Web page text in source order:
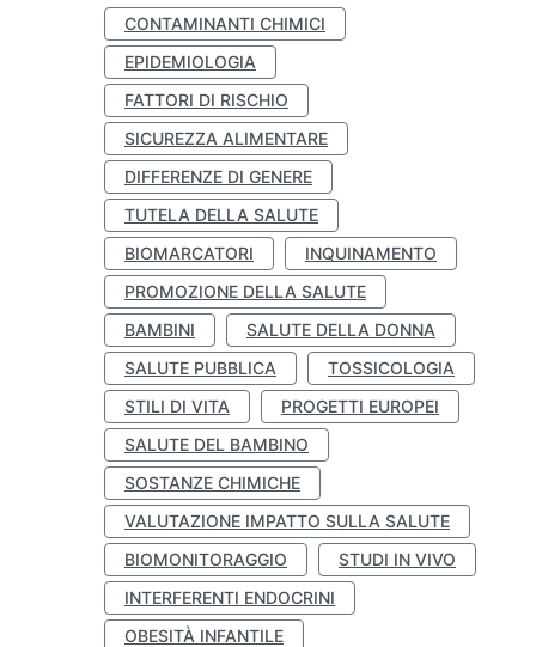
CONTAMINANTI CHIMICI
EPIDEMIOLOGIA
FATTORI DI RISCHIO
SICUREZZA ALIMENTARE
DIFFERENZE DI GENERE
TUTELA DELLA SALUTE
BIOMARCATORI
INQUINAMENTO
PROMOZIONE DELLA SALUTE
BAMBINI
SALUTE DELLA DONNA
SALUTE PUBBLICA
TOSSICOLOGIA
STILI DI VITA
PROGETTI EUROPEI
SALUTE DEL BAMBINO
SOSTANZE CHIMICHE
VALUTAZIONE IMPATTO SULLA SALUTE
BIOMONITORAGGIO
STUDI IN VIVO
INTERFERENTI ENDOCRINI
OBESITÀ INFANTILE